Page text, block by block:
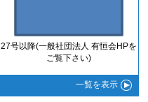
27号以降(一般社団法人 有恒会HPを
ご覧下さい)
一覧を表示